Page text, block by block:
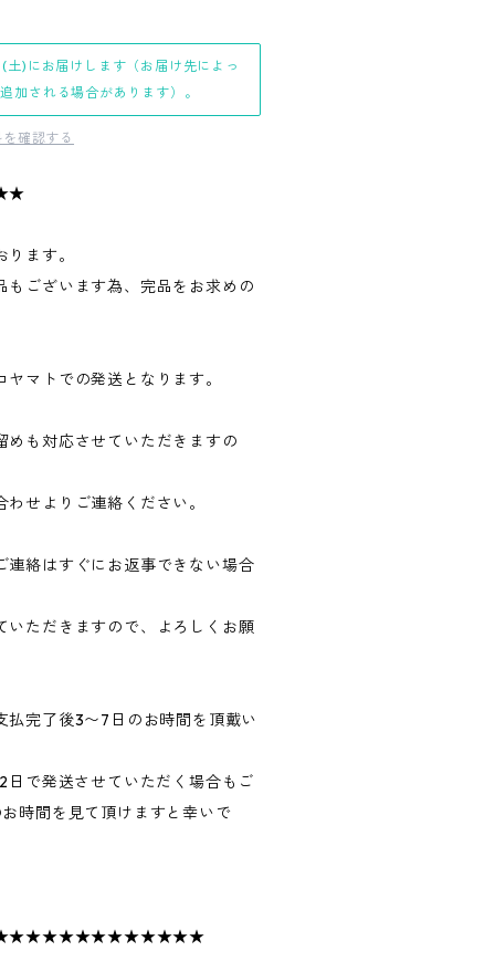
)にお届けします（お届け先によっ
加される場合があります）。
確認する
ます。
ございます為、完品をお求めの
マトでの発送となります。
めも対応させていただきますの
せよりご連絡ください。
連絡はすぐにお返事できない場合
いただきますので、よろしくお願
払完了後3〜7日のお時間を頂戴い
日で発送させていただく場合もご
時間を見て頂けますと幸いで